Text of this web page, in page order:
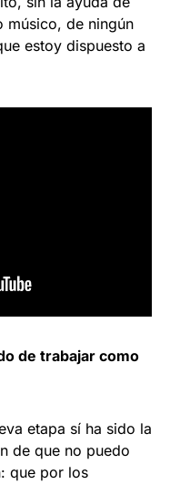
músico, de ningún
estoy dispuesto a
de trabajar como
etapa sí ha sido la
de que no puedo
que por los